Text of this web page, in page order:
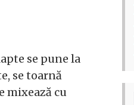
se pune la
se toarnă
mixează cu